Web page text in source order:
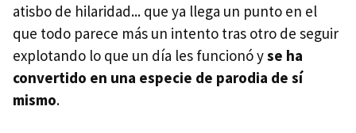
atisbo de hilaridad... que ya llega un punto en el
que todo parece más un intento tras otro de seguir
explotando lo que un día les funcionó yse ha
convertido en una especie de parodia de sí
mismo.